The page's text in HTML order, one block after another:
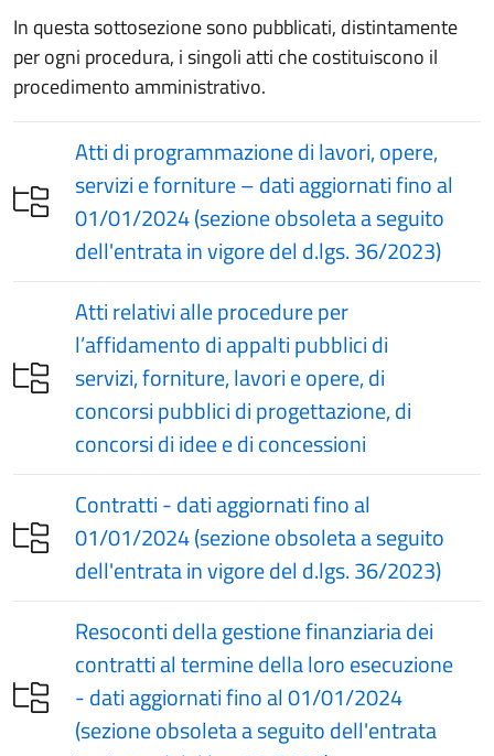
In questa sottosezione sono pubblicati, distintamente
per ogni procedura, i singoli atti che costituiscono il
procedimento amministrativo.
Atti di programmazione di lavori, opere,
servizi e forniture – dati aggiornati fino al
01/01/2024 (sezione obsoleta a seguito
dell'entrata in vigore del d.lgs. 36/2023)
Atti relativi alle procedure per
l’affidamento di appalti pubblici di
servizi, forniture, lavori e opere, di
concorsi pubblici di progettazione, di
concorsi di idee e di concessioni
Contratti - dati aggiornati fino al
01/01/2024 (sezione obsoleta a seguito
dell'entrata in vigore del d.lgs. 36/2023)
Resoconti della gestione finanziaria dei
contratti al termine della loro esecuzione
- dati aggiornati fino al 01/01/2024
(sezione obsoleta a seguito dell'entrata